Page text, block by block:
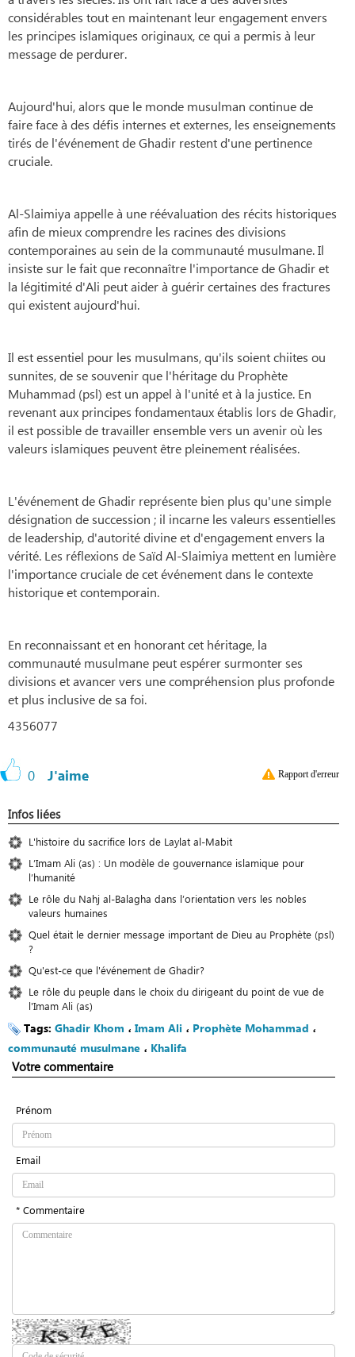
considérables tout en maintenant leur engagement envers
les principes islamiques originaux, ce qui a permis à leur
message de perdurer.
Aujourd'hui, alors que le monde musulman continue de
faire face à des défis internes et externes, les enseignements
tirés de l'événement de Ghadir restent d'une pertinence
cruciale.
Al-Slaimiya appelle à une réévaluation des récits historiques
afin de mieux comprendre les racines des divisions
contemporaines au sein de la communauté musulmane. Il
insiste sur le fait que reconnaître l'importance de Ghadir et
la légitimité d'Ali peut aider à guérir certaines des fractures
qui existent aujourd'hui.
Il est essentiel pour les musulmans, qu'ils soient chiites ou
sunnites, de se souvenir que l'héritage du Prophète
Muhammad (psl) est un appel à l'unité et à la justice. En
revenant aux principes fondamentaux établis lors de Ghadir,
il est possible de travailler ensemble vers un avenir où les
valeurs islamiques peuvent être pleinement réalisées.
L'événement de Ghadir représente bien plus qu'une simple
désignation de succession ; il incarne les valeurs essentielles
de leadership, d'autorité divine et d'engagement envers la
vérité. Les réflexions de Saïd Al-Slaimiya mettent en lumière
l'importance cruciale de cet événement dans le contexte
historique et contemporain.
En reconnaissant et en honorant cet héritage, la
communauté musulmane peut espérer surmonter ses
divisions et avancer vers une compréhension plus profonde
et plus inclusive de sa foi.
4356077
0 J'aime Rapport d'erreur
Infos liées
L'histoire du sacrifice lors de Laylat al-Mabit
L’Imam Ali (as) : Un modèle de gouvernance islamique pour
l’humanité
Le rôle du Nahj al-Balagha dans l’orientation vers les nobles
valeurs humaines
Quel était le dernier message important de Dieu au Prophète (psl)
?
Qu'est-ce que l'événement de Ghadir?
Le rôle du peuple dans le choix du dirigeant du point de vue de
l'Imam Ali (as)
Tags: Ghadir Khom ، Imam Ali ، Prophète Mohammad ،
communauté musulmane ، Khalifa
Votre commentaire
Prénom
Email
* Commentaire